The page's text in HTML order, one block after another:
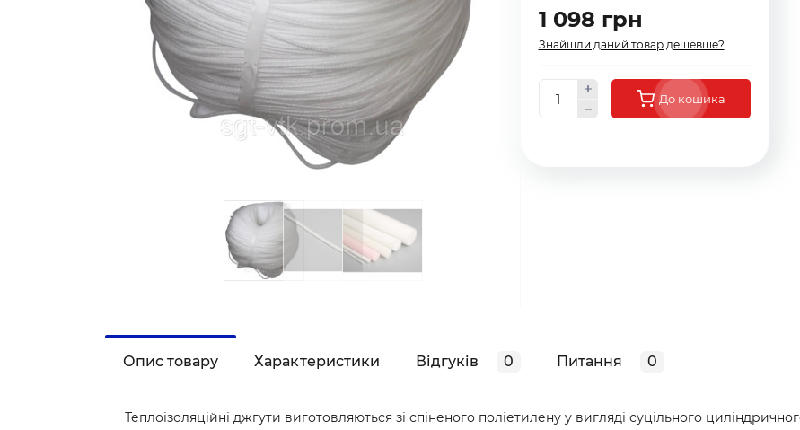
1 098 грн
Знайшли даний товар дешевше?
До кошика
Опис товару Характеристики Відгуків 0 Питання 0
Теплоізоляційні джгути виготовляються зі спіненого поліетилену у вигляді суцільного